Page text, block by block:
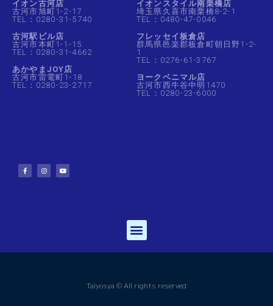
イオン古河店
古河市旭町1-2-17
TEL：0280-31-5740
古河駅ビル店
古河市本町1-1-15
TEL：0280-31-4662
あかやまJOY店
古河市雷電町1-18
TEL：0280-23-2717
イオンスタイル南栗橋店
埼玉県久喜市南栗橋8-2-1
TEL：0480-47-0046
フレッセイ板倉店
群馬県邑楽郡板倉町朝日野1-2-
1
TEL：0276-61-3767
ヨークベニマル店
古河市西牛谷中明1470
TEL：0280-23-6000
Taiyosya © All rights reserved